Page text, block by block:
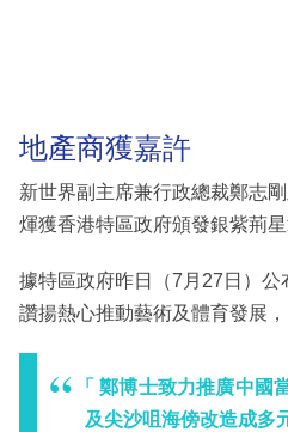
地產商獲嘉許
新世界副主席兼行政總裁鄭志
煇獲香港特區政府頒發銀紫荊星
據特區政府昨日（7月27日）公
讚揚熱心推動藝術及體育發展，
「 鄭博士致力推廣中國
及尖沙咀海傍改造成多